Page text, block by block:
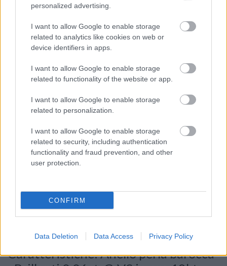
personalized advertising.
I want to allow Google to enable storage
related to analytics like cookies on web or
device identifiers in apps.
I want to allow Google to enable storage
related to functionality of the website or app.
I want to allow Google to enable storage
related to personalization.
I want to allow Google to enable storage
related to security, including authentication
functionality and fraud prevention, and other
user protection.
CONFIRM
Data Deletion Data Access Privacy Policy
*
La tua richiesta *
Consenso al
personali *
Caratteristiche: Anello perla barocca